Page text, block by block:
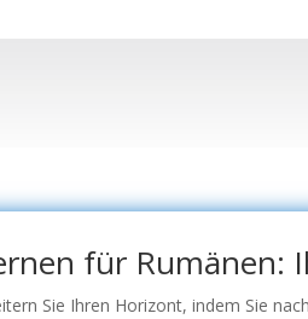
für Rumänen:
Sie Ihren Horizont, indem Sie